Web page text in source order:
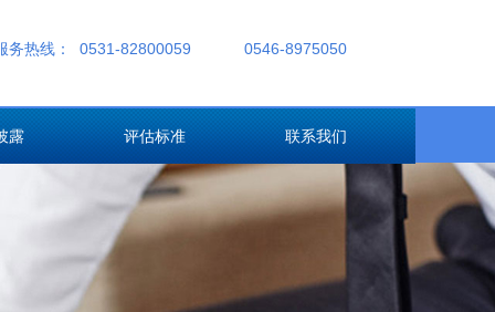
务热线： 0531-82800059 0546-8975050
露 评估标准 联系我们